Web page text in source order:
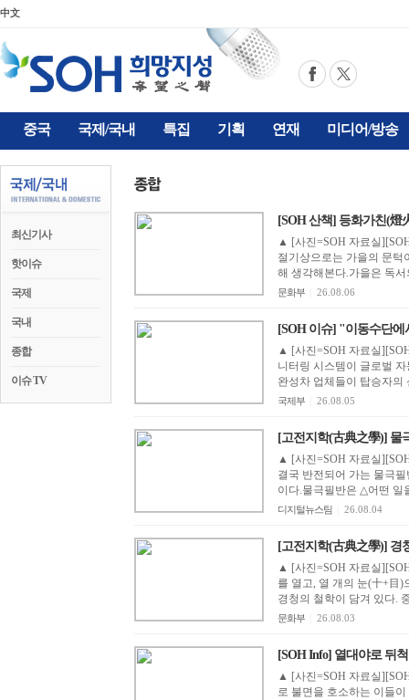
中文
중국 국제/국내 특집 기획 연재 미디어/방송
최신기사
핫이슈
국제
국내
종합
이슈 TV
[SOH 산책] 등화가친(燈
▲ [사진=SOH 자료실
절기상으로는 가을의 문턱
해 생각해본다.가을은 독
문화부 26.08.06
[SOH 이슈] "이동수단에
▲ [사진=SOH 자료실
니터링 시스템이 글로벌
완성차 업체들이 탑승자의
국제부 26.08.05
[고전지학(古典之學)] 물
▲ [사진=SOH 자료실
결국 반전되어 가는 물극
이다.물극필반은 △어떤 일
디지털뉴스팀 26.08.04
[고전지학(古典之學)] 경
▲ [사진=SOH 자료실
를 열고, 열 개의 눈(十+目
경청의 철학이 담겨 있다.
문화부 26.08.03
[SOH Info] 열대야로 뒤
▲ [사진=SOH 자료실
로 불면을 호소하는 이들